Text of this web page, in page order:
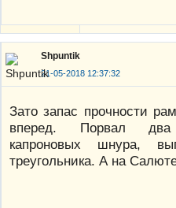
Shpuntik
21-05-2018 12:37:32
Зато запас прочности
вперед. Порвал два
капроновых шнура,
треугольника. А на